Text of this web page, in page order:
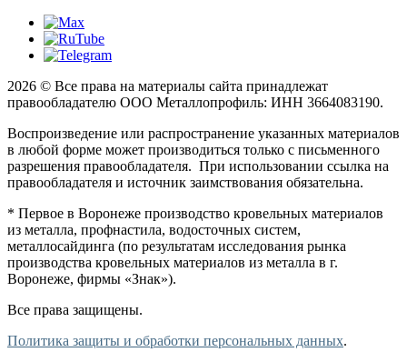
2026 © Все права на материалы сайта принадлежат
правообладателю ООО Металлопрофиль: ИНН 3664083190.
Воспроизведение или распространение указанных материалов
в любой форме может производиться только с письменного
разрешения правообладателя. При использовании ссылка на
правообладателя и источник заимствования обязательна.
* Первое в Воронеже производство кровельных материалов
из металла, профнастила, водосточных систем,
металлосайдинга (по результатам исследования рынка
производства кровельных материалов из металла в г.
Воронеже, фирмы «Знак»).
Все права защищены.
Политика защиты и обработки персональных данных.